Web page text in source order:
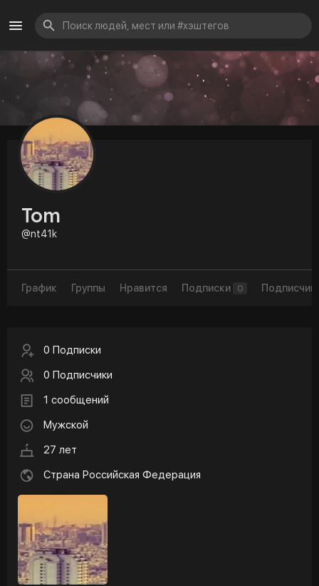
Tom
@nt41k
График Группы Нравится Подписки 0
0 Подписки
0 Подписчики
1 сообщений
Мужской
27 лет
Страна Российская Федерация